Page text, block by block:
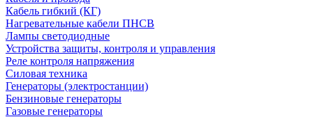
Кабель гибкий (КГ)
Нагревательные кабели ПНСВ
Лампы светодиодные
Устройства защиты, контроля и управления
Реле контроля напряжения
Силовая техника
Генераторы (электростанции)
Бензиновые генераторы
Газовые генераторы